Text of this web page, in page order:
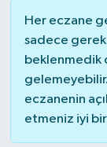
Her eczane
sadece
beklenmedik
eczanenin
etmeniz iyi